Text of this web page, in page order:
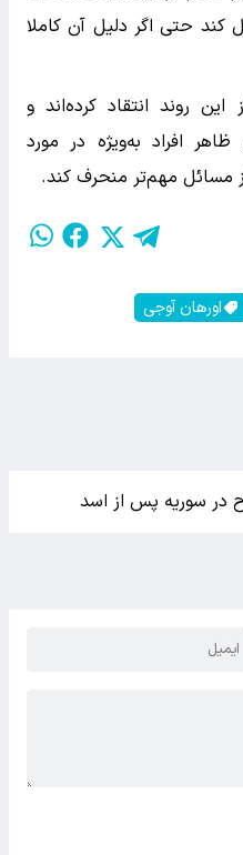
کند حتی اگر دلیل آن کاملا
روند انتقاد کرده‌اند و
افراد به‌ویژه در مورد
مسائل مهم‌تر منحرف کند.
اورهان آوجی
در سوریه پس از اسد